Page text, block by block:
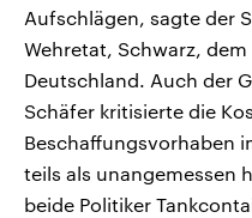
Aufschlägen, sagte der
Wehretat, Schwarz,
Deutschland. Auch der
Schäfer kritisierte die
Beschaffungsvorhaben
teils als unangemessen
⁠beide Politiker